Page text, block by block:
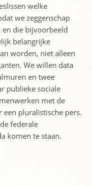
welke
we zeggenschap
die bijvoorbeeld
belangrijke
worden, niet alleen
We willen data
en twee
publieke sociale
met de
pluralistische pers.
federale
komen te staan.